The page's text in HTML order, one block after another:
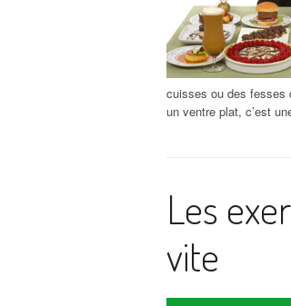
cuisses ou des fesses
un ventre plat, c’est
Les
vite